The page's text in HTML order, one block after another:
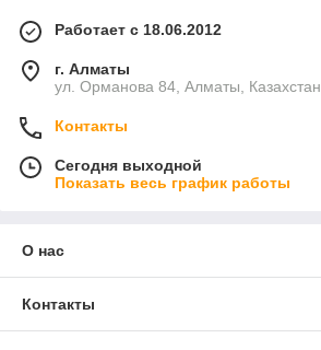
Работает с 18.06.2012
г. Алматы
ул. Орманова 84, Алматы, Казахстан
Контакты
Сегодня выходной
Показать весь график работы
О нас
Контакты